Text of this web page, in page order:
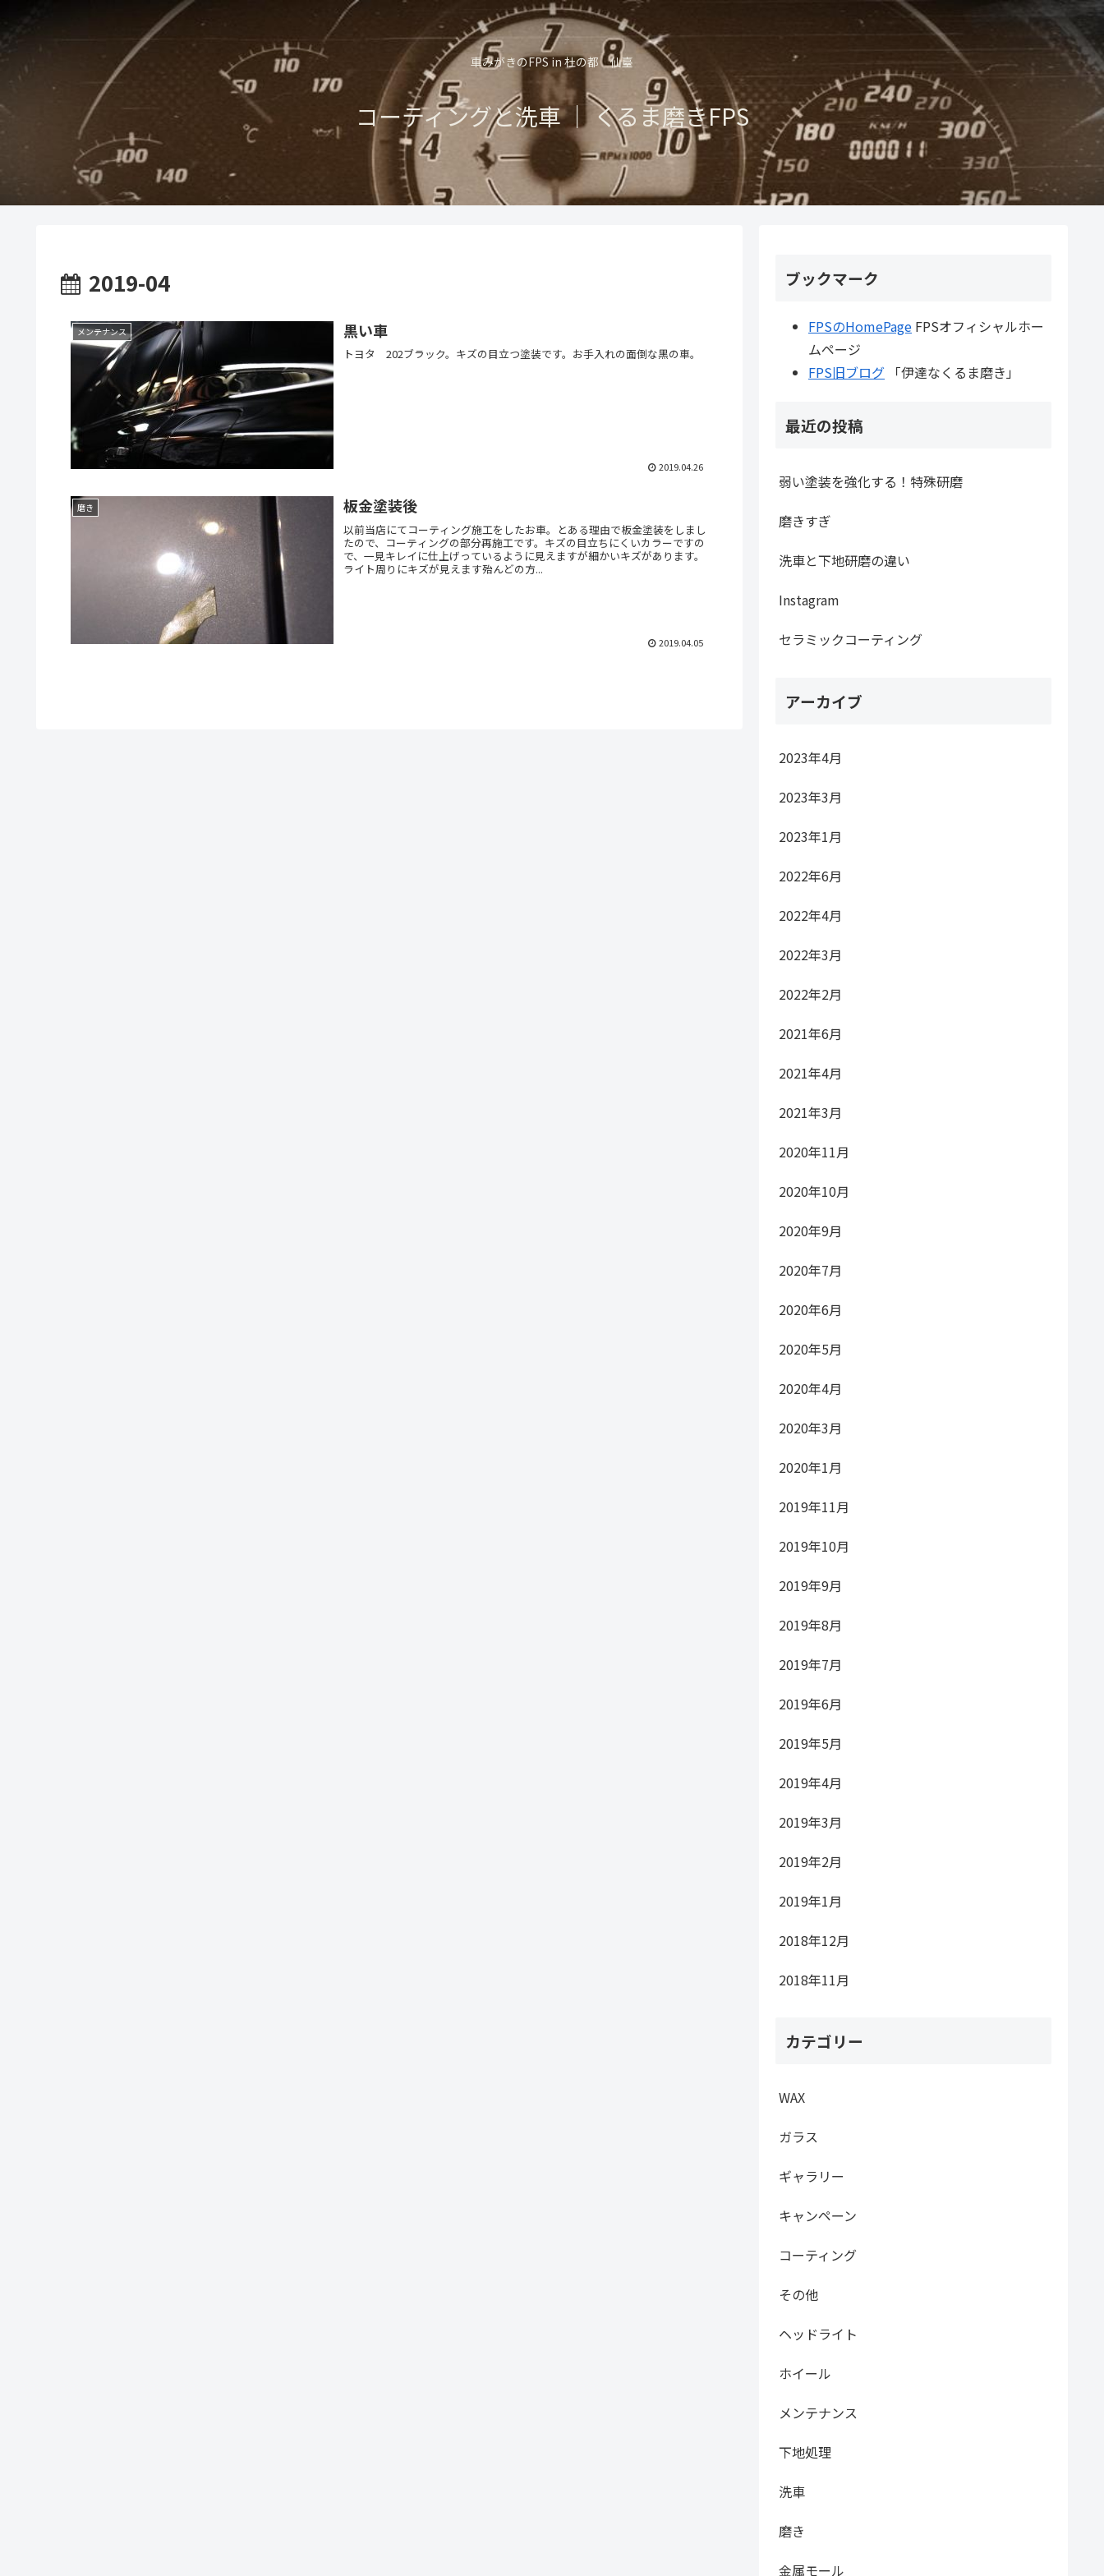
車みがきのFPS in 杜の都 仙臺
コーティングと洗車 ｜ くるま磨きFPS
2019-04
メンテナンス 黒い車
トヨタ 202ブラック。キズの目立つ塗装です。お手入れの面倒な黒の車。
2019.04.26
磨き 板金塗装後
以前当店にてコーティング施工をしたお車。とある理由で板金塗装をしまし
たので、コーティングの部分再施工です。キズの目立ちにくいカラーですの
で、一見キレイに仕上げっているように見えますが細かいキズがあります。
ライト周りにキズが見えます殆んどの方...
2019.04.05
ブックマーク
FPSのHomePage FPSオフィシャルホー
ムページ
FPS旧ブログ 「伊達なくるま磨き」
最近の投稿
弱い塗装を強化する！特殊研磨
磨きすぎ
洗車と下地研磨の違い
Instagram
セラミックコーティング
アーカイブ
2023年4月
2023年3月
2023年1月
2022年6月
2022年4月
2022年3月
2022年2月
2021年6月
2021年4月
2021年3月
2020年11月
2020年10月
2020年9月
2020年7月
2020年6月
2020年5月
2020年4月
2020年3月
2020年1月
2019年11月
2019年10月
2019年9月
2019年8月
2019年7月
2019年6月
2019年5月
2019年4月
2019年3月
2019年2月
2019年1月
2018年12月
2018年11月
カテゴリー
WAX
ガラス
ギャラリー
キャンペーン
コーティング
その他
ヘッドライト
ホイール
メンテナンス
下地処理
洗車
磨き
金属モール